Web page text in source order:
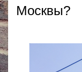
Москвы?